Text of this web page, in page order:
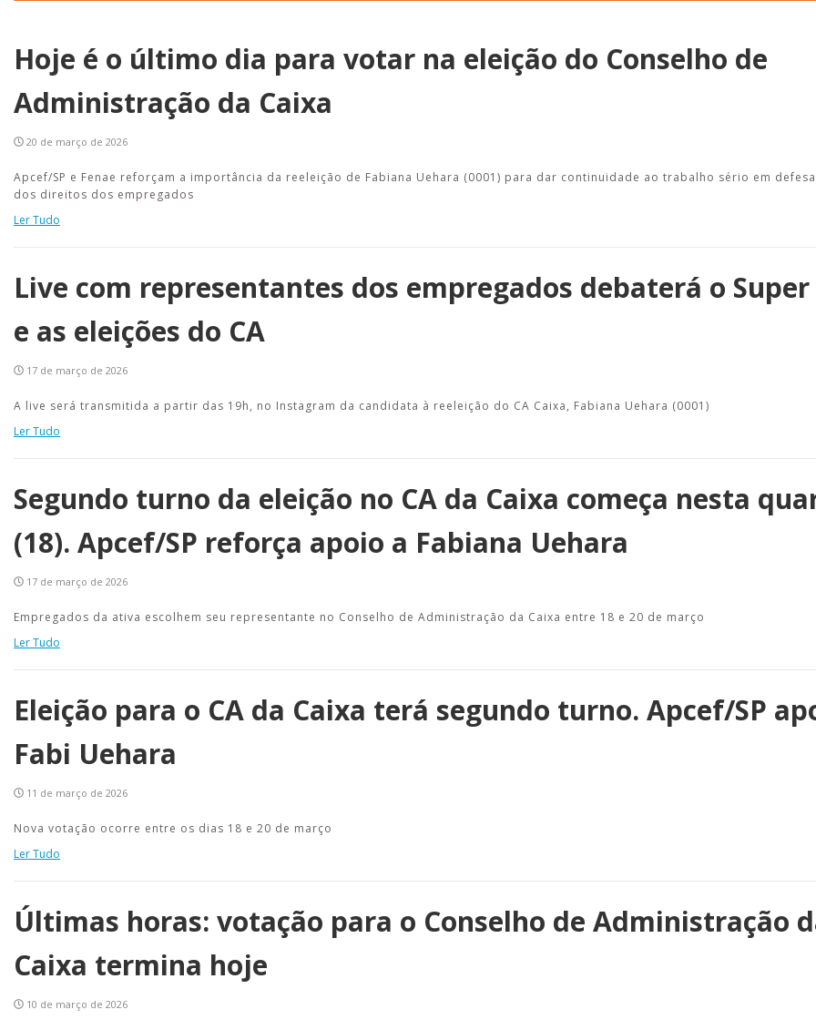
Hoje é o último dia para votar na eleição do Conselho de
Administração da Caixa
20 de março de 2026
Apcef/SP e Fenae reforçam a importância da reeleição de Fabiana Uehara (0001) para dar continuidade ao trabalho sério em
dos direitos dos empregados
Ler Tudo
Live com representantes dos empregados debaterá o Super
e as eleições do CA
17 de março de 2026
A live será transmitida a partir das 19h, no Instagram da candidata à reeleição do CA Caixa, Fabiana Uehara (0001)
Ler Tudo
Segundo turno da eleição no CA da Caixa começa nesta
(18). Apcef/SP reforça apoio a Fabiana Uehara
17 de março de 2026
Empregados da ativa escolhem seu representante no Conselho de Administração da Caixa entre 18 e 20 de março
Ler Tudo
Eleição para o CA da Caixa terá segundo turno. Apcef/SP
Fabi Uehara
11 de março de 2026
Nova votação ocorre entre os dias 18 e 20 de março
Ler Tudo
Últimas horas: votação para o Conselho de Administração
Caixa termina hoje
10 de março de 2026